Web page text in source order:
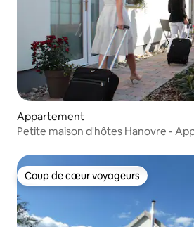
Appartement
Petite maison d'hôtes Hanovre -
Coup de cœur voyageurs
Coup de cœur voyageurs